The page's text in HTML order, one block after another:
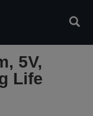
5V,
Life